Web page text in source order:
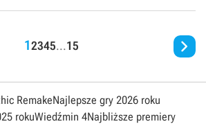
12345...15 
RemakeNajlepsze gry 2026 roku
rokuWiedźmin 4Najbliższe premiery